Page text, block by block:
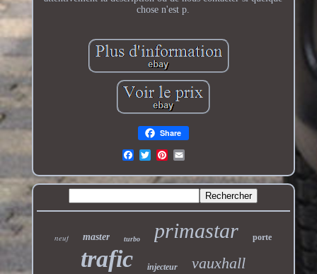
chose n'est p.
Share
neuf master turbo primastar porte
trafic injecteur vauxhall